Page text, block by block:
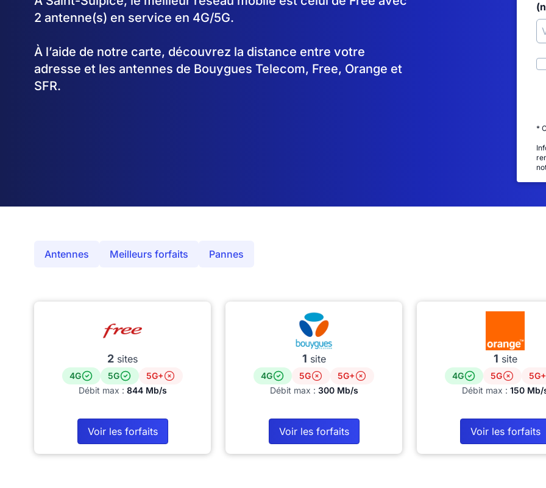
2 antenne(s) en service en 4G/5G.
À l’aide de notre carte, découvrez la distance entre votre
adresse et les antennes de Bouygues Telecom, Free, Orange et
SFR.
*
Antennes Meilleurs forfaits Pannes
2 sites
4G 5G
5G+
Débit max : 844 Mb/s
Voir les forfaits
1 site
4G 5G
5G+
Débit max : 300 Mb/s
Voir les forfaits
1 site
4G 5G
5G+
Débit max : 150 Mb/
Voir les forfaits